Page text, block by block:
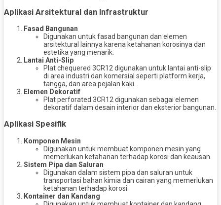
Aplikasi Arsitektural dan Infrastruktur
Fasad Bangunan
Digunakan untuk fasad bangunan dan elemen
arsitektural lainnya karena ketahanan korosinya dan
estetika yang menarik.
Lantai Anti-Slip
Plat chequered 3CR12 digunakan untuk lantai anti-slip
di area industri dan komersial seperti platform kerja,
tangga, dan area pejalan kaki.
Elemen Dekoratif
Plat perforated 3CR12 digunakan sebagai elemen
dekoratif dalam desain interior dan eksterior bangunan.
Aplikasi Spesifik
Komponen Mesin
Digunakan untuk membuat komponen mesin yang
memerlukan ketahanan terhadap korosi dan keausan.
Sistem Pipa dan Saluran
Digunakan dalam sistem pipa dan saluran untuk
transportasi bahan kimia dan cairan yang memerlukan
ketahanan terhadap korosi.
Kontainer dan Kandang